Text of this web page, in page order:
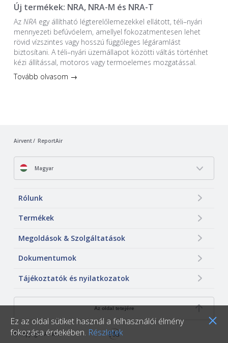
Új termékek: NRA, NRA-M és NRA-T
Az NRA egy állítható légterelőlemezekkel ellátott, téli–nyári
mennyezeti befúvóelem, amellyel fokozatmentesen lehet
rövid vízszintes vagy hosszú függőleges légáramlást
biztosítani. A téli–nyári üzemállapot közötti váltás történhet
kézi állítással, motoros vagy termoelemes mozgatással.
Tovább olvasom →
Ez az oldal sütiket használ a felhasználói élmény
fokozása érdekében. Részletek
Airvent ReportAir
Magyar
Rólunk
Termékek
Megoldások & Szolgáltatások
Dokumentumok
Tájékoztatók és nyilatkozatok
Az oldal tetejére
© Copyright Airvent